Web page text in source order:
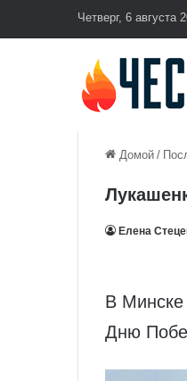
Четверг, 6 августа
Домой /
Елена
В Минске
Дню